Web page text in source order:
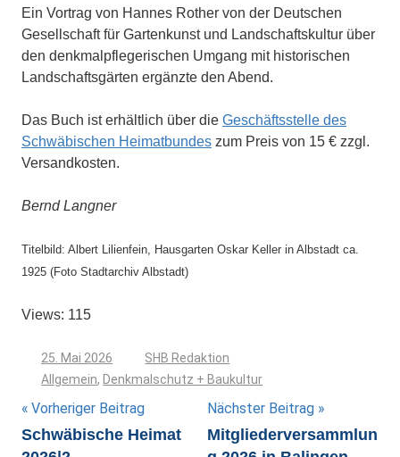
Ein Vortrag von Hannes Rother von der Deutschen
Gesellschaft für Gartenkunst und Landschaftskultur über
den denkmalpflegerischen Umgang mit historischen
Landschaftsgärten ergänzte den Abend.
Das Buch ist erhältlich über die Geschäftsstelle des
Schwäbischen Heimatbundes zum Preis von 15 € zzgl.
Versandkosten.
Bernd Langner
Titelbild: Albert Lilienfein, Hausgarten Oskar Keller in Albstadt ca.
1925 (Foto Stadtarchiv Albstadt)
Views: 115
25. Mai 2026
SHB Redaktion
Allgemein, Denkmalschutz + Baukultur
Beitragsnavigation
Vorheriger Beitrag
Schwäbische Heimat
Nächster Beitrag
Mitgliederversammlun